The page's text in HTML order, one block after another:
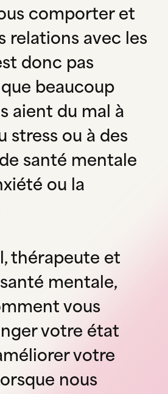
comporter et
relations avec les
donc pas
beaucoup
aient du mal à
stress ou à des
santé mentale
ou la
thérapeute et
mentale,
vous
votre état
votre
nous